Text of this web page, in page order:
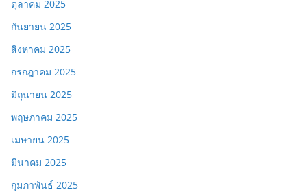
ตุลาคม 2025
กันยายน 2025
สิงหาคม 2025
กรกฎาคม 2025
มิถุนายน 2025
พฤษภาคม 2025
เมษายน 2025
มีนาคม 2025
กุมภาพันธ์ 2025